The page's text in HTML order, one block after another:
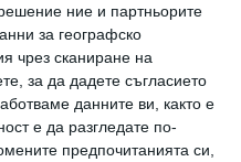
ние и партньорите
за географско
чрез сканиране на
за да дадете съгласието
данните ви, както е
е да разгледате по-
предпочитанията си,
потребител за да